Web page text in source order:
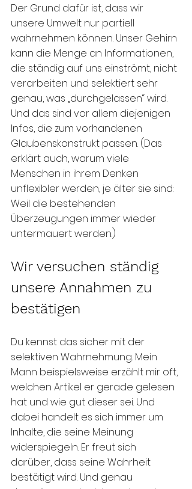
Der Grund dafür ist, dass wir
unsere Umwelt nur partiell
wahrnehmen können. Unser Gehirn
kann die Menge an Informationen,
die ständig auf uns einströmt, nicht
verarbeiten und selektiert sehr
genau, was „durchgelassen“ wird.
Und das sind vor allem diejenigen
Infos, die zum vorhandenen
Glaubenskonstrukt passen. (Das
erklärt auch, warum viele
Menschen in ihrem Denken
unflexibler werden, je älter sie sind:
Weil die bestehenden
Überzeugungen immer wieder
untermauert werden.)
Wir versuchen ständig
unsere Annahmen zu
bestätigen
Du kennst das sicher mit der
selektiven Wahrnehmung. Mein
Mann beispielsweise erzählt mir oft,
welchen Artikel er gerade gelesen
hat und wie gut dieser sei. Und
dabei handelt es sich immer um
Inhalte, die seine Meinung
widerspiegeln. Er freut sich
darüber, dass seine Wahrheit
bestätigt wird. Und genau